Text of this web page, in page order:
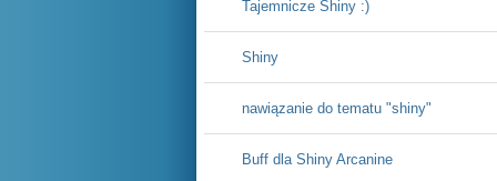
Tajemnicze Shiny :)
Shiny
nawiązanie do tematu "shiny"
Buff dla Shiny Arcanine